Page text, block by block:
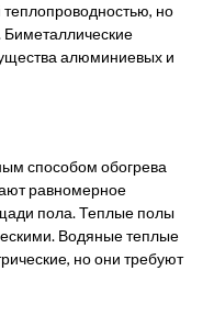
но
алюминиевых и
способом обогрева
равномерное
пола. Теплые полы
Водяные теплые
но они требуют